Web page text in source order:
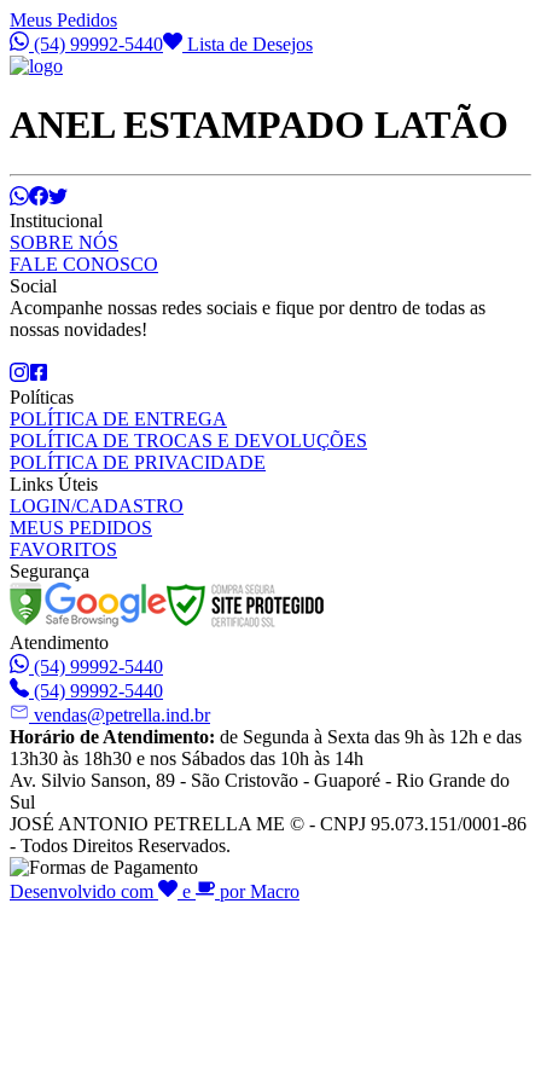
Meus Pedidos
(54) 99992-5440
Lista de Desejos
ANEL ESTAMPADO LATÃO
Institucional
SOBRE NÓS
FALE CONOSCO
Social
Acompanhe nossas redes sociais e fique por dentro de todas as
nossas novidades!
Políticas
POLÍTICA DE ENTREGA
POLÍTICA DE TROCAS E DEVOLUÇÕES
POLÍTICA DE PRIVACIDADE
Links Úteis
LOGIN/CADASTRO
MEUS PEDIDOS
FAVORITOS
Segurança
Atendimento
(54) 99992-5440
(54) 99992-5440
vendas@petrella.ind.br
Horário de Atendimento: de Segunda à Sexta das 9h às 12h e das
13h30 às 18h30 e nos Sábados das 10h às 14h
Av. Silvio Sanson, 89 - São Cristovão - Guaporé - Rio Grande do
Sul
JOSÉ ANTONIO PETRELLA ME © - CNPJ 95.073.151/0001-86
- Todos Direitos Reservados.
Desenvolvido com e por Macro